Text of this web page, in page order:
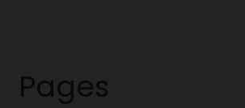
Pages